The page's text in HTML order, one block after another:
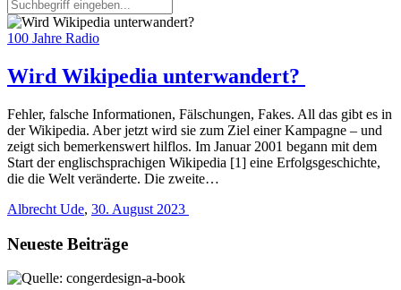
100 Jahre Radio
Wird Wikipedia unterwandert?
Fehler, falsche Informationen, Fälschungen, Fakes. All das gibt es in
der Wikipedia. Aber jetzt wird sie zum Ziel einer Kampagne – und
zeigt sich bemerkenswert hilflos. Im Januar 2001 begann mit dem
Start der englischsprachigen Wikipedia [1] eine Erfolgsgeschichte,
die die Welt veränderte. Die zweite…
Albrecht Ude, 30. August 2023
Neueste Beiträge